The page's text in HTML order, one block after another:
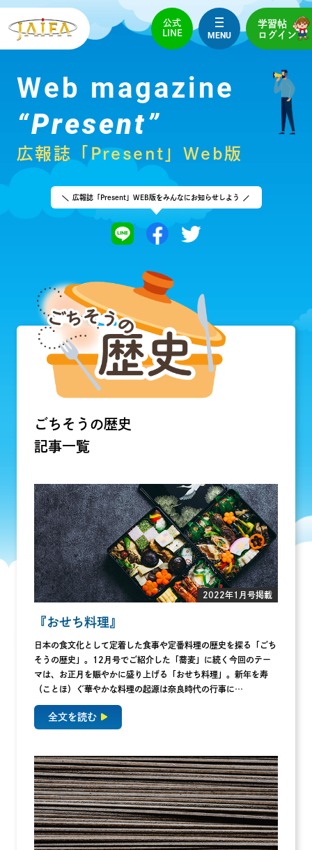
公式
LINE
MENU
学習帖
ログイン
Web magazine
“Present”
広報誌「Present」Web版
広報誌「Present」WEB版をみんなにお知らせしよう
ごちそうの歴史
記事一覧
2022年1月号掲載
『おせち料理』
日本の食文化として定着した食事や定番料理の歴史を探る「ごち
そうの歴史」。12月号でご紹介した「蕎麦」に続く今回のテー
マは、お正月を賑やかに盛り上げる「おせち料理」。新年を寿
（ことほ）ぐ華やかな料理の起源は奈良時代の行事に…
全文を読む